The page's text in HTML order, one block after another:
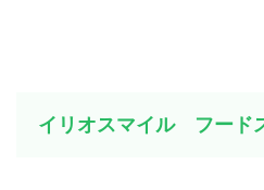
イリオスマイル フード